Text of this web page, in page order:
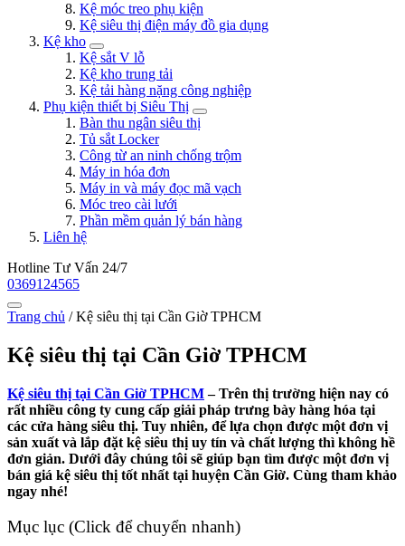
Kệ móc treo phụ kiện
Kệ siêu thị điện máy đồ gia dụng
Kệ kho
Kệ sắt V lỗ
Kệ kho trung tải
Kệ tải hàng nặng công nghiệp
Phụ kiện thiết bị Siêu Thị
Bàn thu ngân siêu thị
Tủ sắt Locker
Công từ an ninh chống trộm
Máy in hóa đơn
Máy in và máy đọc mã vạch
Móc treo cài lưới
Phần mềm quản lý bán hàng
Liên hệ
Hotline Tư Vấn 24/7
0369124565
Trang chủ /Kệ siêu thị tại Cần Giờ TPHCM
Kệ siêu thị tại Cần Giờ TPHCM
Kệ siêu thị tại Cần Giờ TPHCM– Trên thị trường hiện nay có
rất nhiều công ty cung cấp giải pháp trưng bày hàng hóa tại
các cửa hàng siêu thị. Tuy nhiên, để lựa chọn được một đơn vị
sản xuất và lắp đặt kệ siêu thị uy tín và chất lượng thì không hề
đơn giản. Dưới đây chúng tôi sẽ giúp bạn tìm được một đơn vị
bán giá kệ siêu thị tốt nhất tại huyện Cần Giờ. Cùng tham khảo
ngay nhé!
Mục lục (Click để chuyển nhanh)